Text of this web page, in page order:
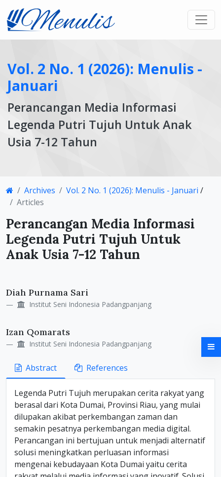
Vol. 2 No. 1 (2026): Menulis -
Januari
Perancangan Media Informasi
Legenda Putri Tujuh Untuk Anak
Usia 7-12 Tahun
DetailsArchives Vol. 2 No. 1 (2026): Menulis - Januari /
Articles
Perancangan Media Informasi
Legenda Putri Tujuh Untuk
Anak Usia 7-12 Tahun
Article
Content
Diah Purnama Sari
Institut Seni Indonesia Padangpanjang
Izan Qomarats
Institut Seni Indonesia Padangpanjang
Abstract References
Legenda Putri Tujuh merupakan cerita rakyat yang
berasal dari Kota Dumai, Provinsi Riau, yang mulai
dilupakan akibat perkembangan zaman dan
semakin pesatnya perkembangan media digital.
Perancangan ini bertujuan untuk menjadi alternatif
solusi meningkatkan perluasan informasi
mengenai kebudayaan Kota Dumai yaitu cerita